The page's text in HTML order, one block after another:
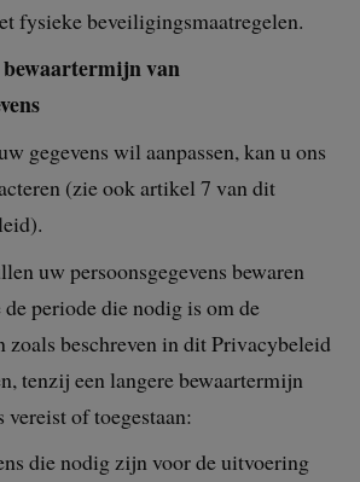
fysieke beveiligingsmaatregelen.
van
gegevens wil aanpassen, kan u ons
(zie ook artikel 7 van dit
uw persoonsgegevens bewaren
de periode die nodig is om de
zoals beschreven in dit Privacybeleid
tenzij een langere bewaartermijn
of toegestaan:
die nodig zijn voor de uitvoering